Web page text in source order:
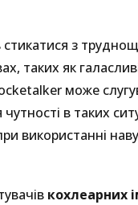
з
таких як
може
в таких
використанні
кохлеарних